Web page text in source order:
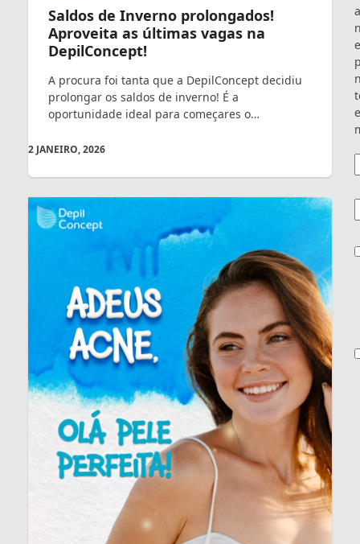
Saldos de Inverno prolongados!
Aproveita as últimas vagas na
DepilConcept!
A procura foi tanta que a DepilConcept decidiu
prolongar os saldos de inverno! É a
oportunidade ideal para começares o…
2 JANEIRO, 2026
e